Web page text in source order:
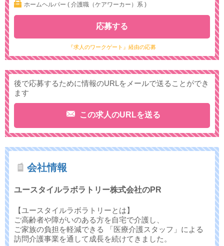
ホームヘルパー ( 介護職（ケアワーカー）系 )
『求人のワークゲート』経由の応募
応募する
後で応募するために情報のURLをメールで送ることができ
ます
この求人のURLを送る
会社情報
ユースタイルラボラトリー株式会社のPR
【ユースタイルラボラトリーとは】
ご高齢者や障がいのある方を自宅で介護し、
ご家族の負担を軽減できる 「医療介護スタッフ」による
訪問介護事業を通して成長を続けてきました。